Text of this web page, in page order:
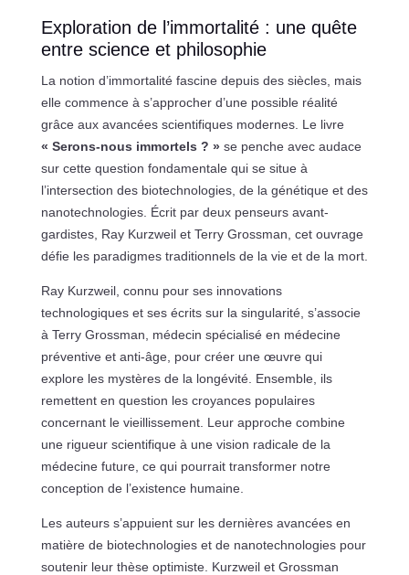
Exploration de l’immortalité : une quête
entre science et philosophie
La notion d’immortalité fascine depuis des siècles, mais
elle commence à s’approcher d’une possible réalité
grâce aux avancées scientifiques modernes. Le livre
« Serons-nous immortels ? »se penche avec audace
sur cette question fondamentale qui se situe à
l’intersection des biotechnologies, de la génétique et des
nanotechnologies. Écrit par deux penseurs avant-
gardistes, Ray Kurzweil et Terry Grossman, cet ouvrage
défie les paradigmes traditionnels de la vie et de la mort.
Ray Kurzweil, connu pour ses innovations
technologiques et ses écrits sur la singularité, s’associe
à Terry Grossman, médecin spécialisé en médecine
préventive et anti-âge, pour créer une œuvre qui
explore les mystères de la longévité. Ensemble, ils
remettent en question les croyances populaires
concernant le vieillissement. Leur approche combine
une rigueur scientifique à une vision radicale de la
médecine future, ce qui pourrait transformer notre
conception de l’existence humaine.
Les auteurs s’appuient sur les dernières avancées en
matière de biotechnologies et de nanotechnologies pour
soutenir leur thèse optimiste. Kurzweil et Grossman